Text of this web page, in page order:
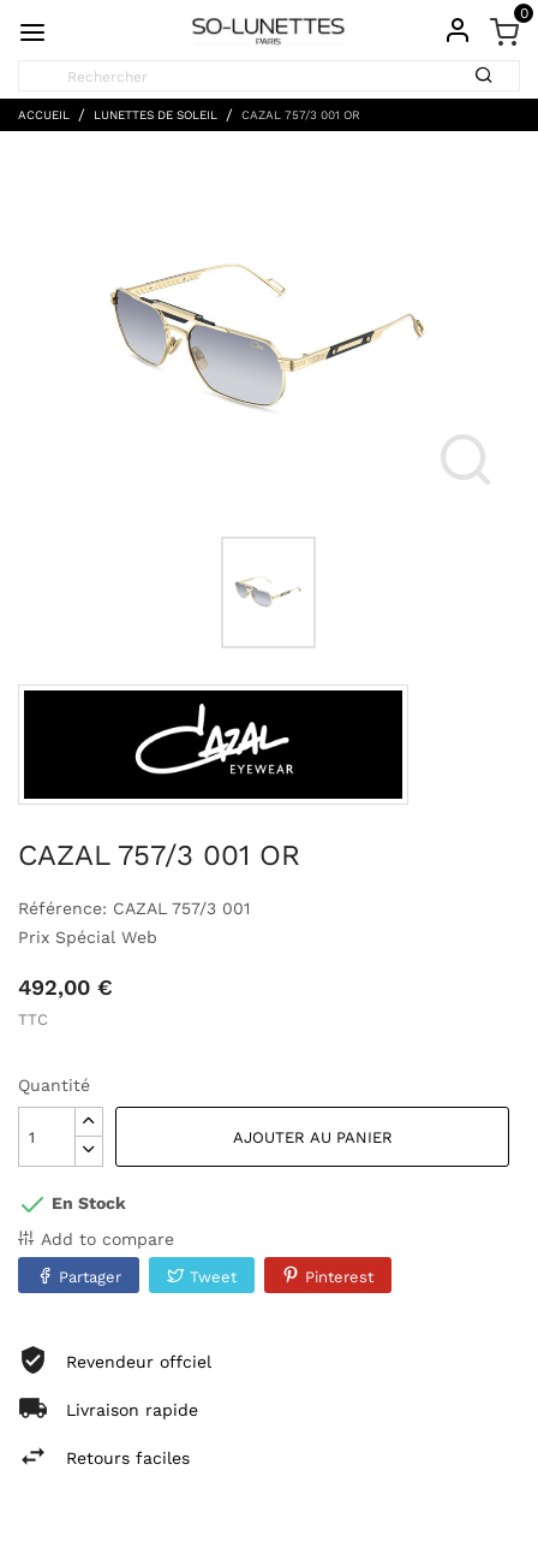
0
ACCUEIL LUNETTES DE SOLEIL CAZAL 757/3 001 OR
CAZAL 757/3 001 OR
Référence: CAZAL 757/3 001
Prix Spécial Web
492,00 €
TTC
Quantité
AJOUTER AU PANIER
En Stock
Add to compare
Partager Tweet Pinterest
Revendeur offciel
Livraison rapide
Retours faciles